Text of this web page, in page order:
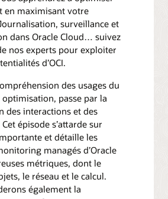
en maximisant votre
surveillance et
dans Oracle Cloud… suivez
nos experts pour exploiter
d’OCI.
des usages du
passe par la
des interactions et des
épisode s’attarde sur
et détaille les
managés d’Oracle
métriques, dont le
le réseau et le calcul.
également la